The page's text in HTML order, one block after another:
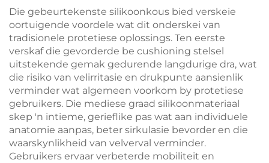
Die gebeurtekenste silikoonkous bied verskeie
oortuigende voordele wat dit onderskei van
tradisionele protetiese oplossings. Ten eerste
verskaf die gevorderde be cushioning stelsel
uitstekende gemak gedurende langdurige dra, wat
die risiko van velirritasie en drukpunte aansienlik
verminder wat algemeen voorkom by protetiese
gebruikers. Die mediese graad silikoonmateriaal
skep 'n intieme, gerieflike pas wat aan individuele
anatomie aanpas, beter sirkulasie bevorder en die
waarskynlikheid van velverval verminder.
Gebruikers ervaar verbeterde mobiliteit en